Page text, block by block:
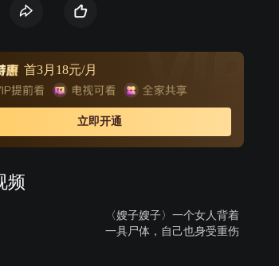
抗日军，誓死保卫家园。起初，青云仅能靠着祖
打动了驻扎在当地保护共产党物资站的八路军战
。在何生亮的引导和帮助下，女子抗战队愈战愈
极发动群众秘密开展工人运动，给了日军致命的
首3月18元/月
立即开通
频
〈嫂子嫂子〉一个女人背着
一具尸体，自己也身受重伤